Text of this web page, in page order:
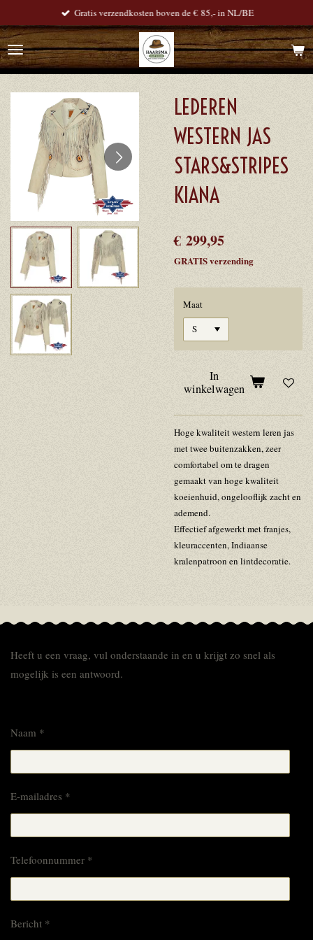
direct
naar
de
Gratis verzendkosten boven de € 85,- in NL/BE
LEDEREN
WESTERN JAS
STARS&STRIPES
KIANA
€ 299,95
GRATIS verzending
Maat
In
winkelwagen
Hoge kwaliteit western leren jas
met twee buitenzakken, zeer
comfortabel om te dragen
gemaakt van hoge kwaliteit
koeienhuid, ongelooflijk zacht en
ademend.
Effectief afgewerkt met franjes,
kleuraccenten, Indiaanse
kralenpatroon en lintdecoratie.
Heeft u een vraag, vul onderstaande in en u krijgt zo snel als
mogelijk is een antwoord.
Naam *
E-mailadres *
Telefoonnummer *
Bericht *